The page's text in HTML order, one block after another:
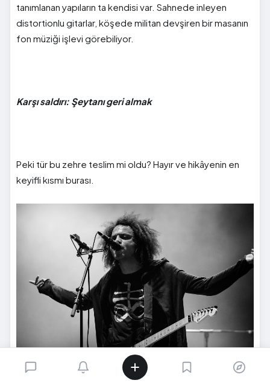
tanımlanan yapıların ta kendisi var. Sahnede inleyen
distortionlu gitarlar, köşede militan devşiren bir masanın
fon müziği işlevi görebiliyor.
Karşı saldırı: Şeytanı geri almak
Peki tür bu zehre teslim mi oldu? Hayır ve hikâyenin en
keyifli kısmı burası.